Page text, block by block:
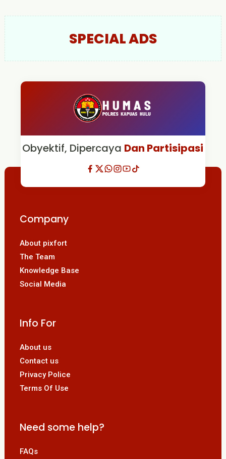
SPECIAL ADS
Obyektif, Dipercaya Dan Partisipasi
Company
About pixfort
The Team
Knowledge Base
Social Media
Info For
About us
Contact us
Privacy Police
Terms Of Use
Need some help?
FAQs